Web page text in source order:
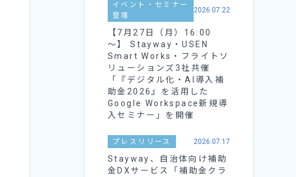
イベント・セミナー
登壇
2026.07.22
【7月27日（月）16:00
～】 Stayway・USEN
Smart Works・フライトソ
リューションズ3社共催
「『デジタル化・AI導入補
助金2026』を活用した
Google Workspace新規導
入セミナー」を開催
プレスリリース 2026.07.17
Stayway、自治体向け補助
金DXサービス「補助金クラ